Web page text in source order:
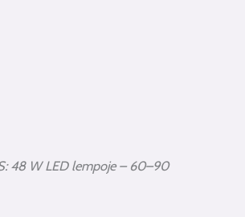
48 W LED lempoje – 60–90